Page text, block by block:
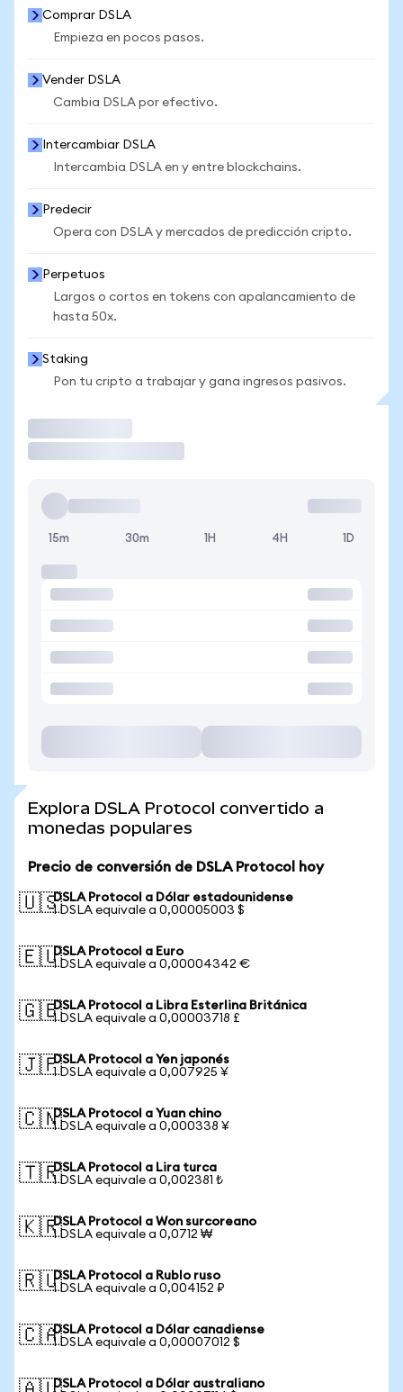
Comprar DSLA
Empieza en pocos pasos.
Vender DSLA
Cambia DSLA por efectivo.
Intercambiar DSLA
Intercambia DSLA en y entre blockchains.
Predecir
Opera con DSLA y mercados de predicción cripto.
Perpetuos
Largos o cortos en tokens con apalancamiento de
hasta 50x.
Staking
Pon tu cripto a trabajar y gana ingresos pasivos.
15m 30m 1H 4H 1D
Explora DSLA Protocol convertido a
monedas populares
Precio de conversión de DSLA Protocol hoy
🇺🇸DSLA Protocol a Dólar estadounidense
1 DSLA equivale a 0,00005003 $
🇪🇺DSLA Protocol a Euro
1 DSLA equivale a 0,00004342 €
🇬🇧DSLA Protocol a Libra Esterlina Británica
1 DSLA equivale a 0,00003718 £
🇯🇵DSLA Protocol a Yen japonés
1 DSLA equivale a 0,007925 ¥
🇨🇳DSLA Protocol a Yuan chino
1 DSLA equivale a 0,000338 ¥
🇹🇷DSLA Protocol a Lira turca
1 DSLA equivale a 0,002381 ₺
🇰🇷DSLA Protocol a Won surcoreano
1 DSLA equivale a 0,0712 ₩
🇷🇺DSLA Protocol a Rublo ruso
1 DSLA equivale a 0,004152 ₽
🇨🇦DSLA Protocol a Dólar canadiense
1 DSLA equivale a 0,00007012 $
DSLA Protocol a Dólar australiano